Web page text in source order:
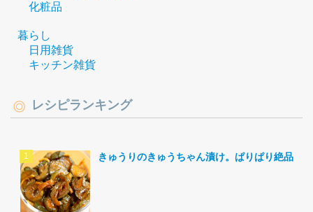
化粧品
暮らし
日用雑貨
キッチン雑貨
レシピランキング
きゅうりのきゅうちゃん漬け。ぱりぱり絶品。